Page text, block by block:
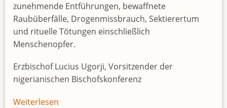
zunehmende Entführungen, bewaffnete
Raubüberfälle, Drogenmissbrauch, Sektierertum
und rituelle Tötungen einschließlich
Menschenopfer.
Erzbischof Lucius Ugorji, Vorsitzender der
nigerianischen Bischofskonferenz
Weiterlesen